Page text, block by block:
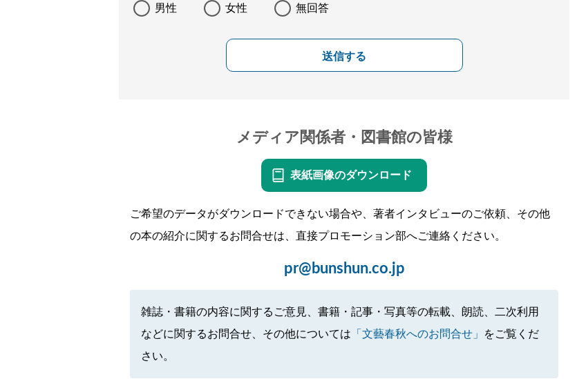
男性 女性 無回答
送信する
メディア関係者・図書館の皆様
表紙画像のダウンロード
ご希望のデータがダウンロードできない場合や、著者インタビューのご依頼、その他
の本の紹介に関するお問合せは、直接プロモーション部へご連絡ください。
pr@bunshun.co.jp
雑誌・書籍の内容に関するご意見、書籍・記事・写真等の転載、朗読、二次利用
などに関するお問合せ、その他については 「文藝春秋へのお問合せ」
をご覧くだ
さい。